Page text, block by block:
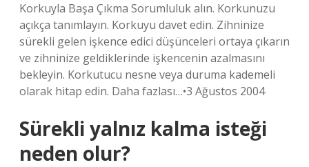
Korkuyla Başa Çıkma Sorumluluk alın. Korkunuzu
açıkça tanımlayın. Korkuyu davet edin. Zihninize
sürekli gelen işkence edici düşünceleri ortaya çıkarın
ve zihninize geldiklerinde işkencenin azalmasını
bekleyin. Korkutucu nesne veya duruma kademeli
olarak hitap edin. Daha fazlası…•3 Ağustos 2004
Sürekli yalnız kalma isteği
neden olur?